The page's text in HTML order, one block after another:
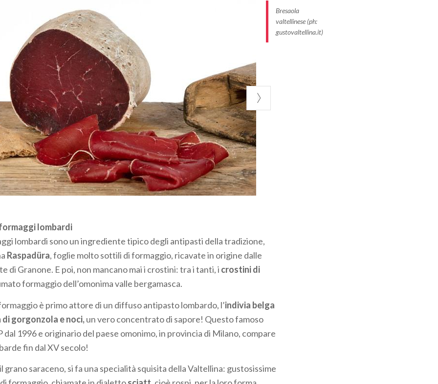
gli sciatt… Ecco qualche esempio saporito e semplice da realizzare,
senza salumi?
per eccellenza, quindi anche quello lombardo è a base disalumi,
. Quindi innanzitutto prosciutto crudo e cotto, con i quali, sulla tavola
dovrebbero mancare leuova sode, così come un tempo nei trani (le
vino sfuso a Milano). Servono a sostenere l’alcol e condite con olio,
l’appetito.
lombardi, c’è sicuramente labresaola della Valtellina, dal 1996
IGP (indicazione geografica protetta). La tradizione vuole la bresaola
e limone e pepe o servita con sottoli (funghi, carciofini, peperoni) che
Lombardia sono giustamente rinomati: il
salame di Varzi
, prodotto
pavese, è conosciuto sin dal 600, quando veniva prodotto dai monaci
Colombano di Bobbio.
della Lomellina, piccole salsicce conservate sotto strutto nel
dal quale prendono il nome. E ancora, il dolce
salame
all’aglio macerato nel vino bianco. Un consiglio: ai salumi grassi
i sottaceti - classici i peperoncini verdi e le cipolline - che puliscono il
Bresaola
valtellinese (ph:
gustovaltellina.it)
lombardi
lombardi sono un ingrediente tipico degli antipasti della tradizione,
Raspadüra, foglie molto sottili di formaggio, ricavate in origine dalle
di Granone. E poi, non mancano mai i crostini: tra i tanti, i crostini di
formaggio dell’omonima valle bergamasca.
è primo attore di un diffuso antipasto lombardo, l’indivia belga
gorgonzola e noci,un vero concentrato di sapore! Questo famoso
dal 1996 e originario del paese omonimo, in provincia di Milano, compare
fin dal XV secolo!
grano saraceno, si fa una specialità squisita della Valtellina: gustosissime